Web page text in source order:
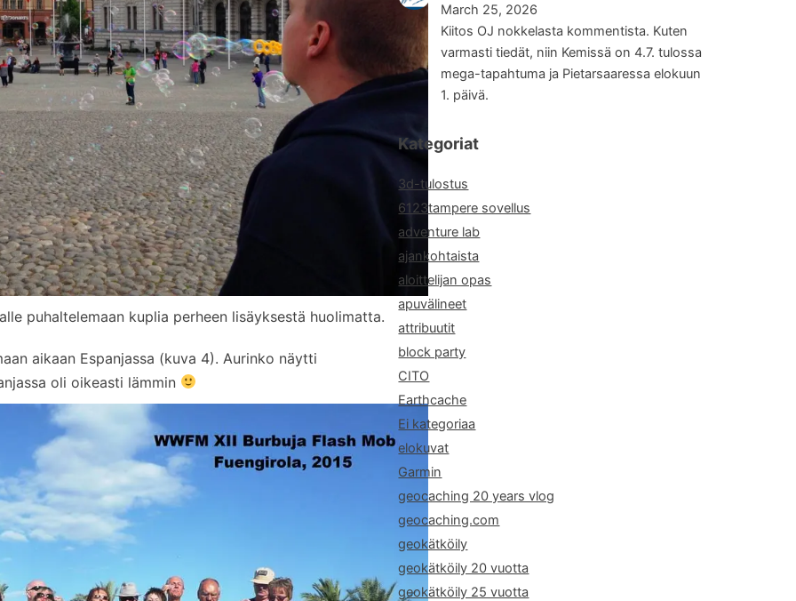
puhaltelemaan kuplia perheen lisäyksestä huolimatta.
aikaan Espanjassa (kuva 4). Aurinko näytti
oli oikeasti lämmin
March 25, 2026
Kiitos OJ nokkelasta kommentista. Kuten
varmasti tiedät, niin Kemissä on 4.7. tulossa
mega-tapahtuma ja Pietarsaaressa elokuun
1. päivä.
Kategoriat
3d-tulostus
6123tampere sovellus
adventure lab
ajankohtaista
aloittelijan opas
apuvälineet
attribuutit
block party
CITO
Earthcache
Ei kategoriaa
elokuvat
Garmin
geocaching 20 years vlog
geocaching.com
geokätköily
geokätköily 20 vuotta
geokätköily 25 vuotta